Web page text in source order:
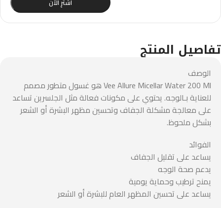
اشترِ الآن
تفاصيل المنتج
الوصف
Vee Allure Micellar Water 200 Ml هو غسول متطور مصمم
للعناية بـالوجه. يحتوي على مكونات فعالة مثل الجلسرين تساعد
على معالجة مشكلة الجفاف وتحسين مظهر البشرة أو الشعر
بشكل ملحوظ.
الفوائد
يساعد على تقليل الجفاف
يدعم صحة الوجه
يمنح ترطيب وحماية يومية
يساعد على تحسين المظهر العام للبشرة أو الشعر